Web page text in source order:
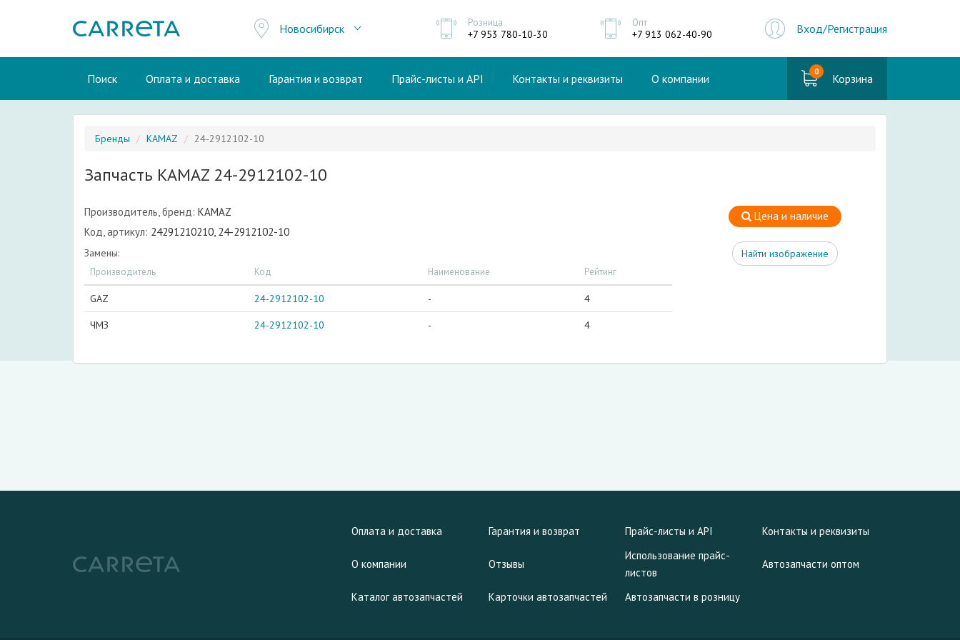
Новосибирск Розница
+7 953 780-10-30
Опт
+7 913 062-40-90 Вход/Регистрация
Поиск Оплата и доставка Гарантия и возврат Прайс-листы и API Контакты и реквизиты О компании 0 Корзина
Бренды KAMAZ 24-2912102-10
Запчасть KAMAZ 24-2912102-10
Производитель, бренд: KAMAZ
Код, артикул: 24291210210, 24-2912102-10
Замены:
Производитель Код Наименование Рейтинг
GAZ 24-2912102-10 - 4
ЧМЗ 24-2912102-10 - 4
Цена и наличие
Найти изображение
Оплата и доставка Гарантия и возврат Прайс-листы и API Контакты и реквизиты
О компании Отзывы
Использование прайс-
листов
Автозапчасти оптом
Каталог автозапчастей Карточки автозапчастей Автозапчасти в розницу